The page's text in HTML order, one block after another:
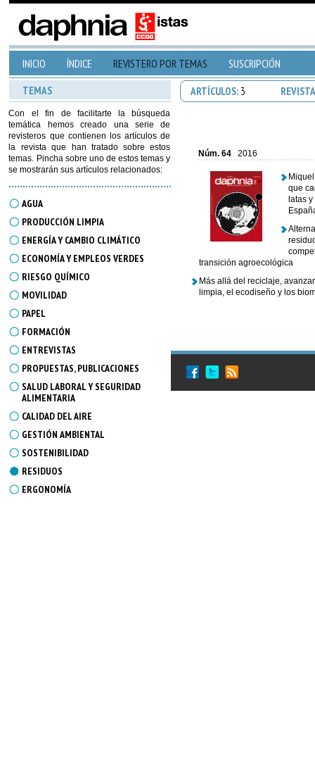
INICIO ÍNDICE REVISTERO POR TEMAS SUSCRIPCIÓN
TEMAS
Con el fin de facilitarte la búsqueda
temática hemos creado una serie de
revisteros que contienen los artículos de
la revista que han tratado sobre estos
temas. Pincha sobre uno de estos temas y
se mostrarán sus artículos relacionados:
AGUA
PRODUCCIÓN LIMPIA
ENERGÍA Y CAMBIO CLIMÁTICO
ECONOMÍA Y EMPLEOS VERDES
RIESGO QUÍMICO
MOVILIDAD
PAPEL
FORMACIÓN
ENTREVISTAS
PROPUESTAS, PUBLICACIONES
SALUD LABORAL Y SEGURIDAD
ALIMENTARIA
CALIDAD DEL AIRE
GESTIÓN AMBIENTAL
SOSTENIBILIDAD
RESIDUOS
ERGONOMÍA
ARTÍCULOS: 3
Núm. 64 2016
que
latas
transición agroecológica
Más allá del reciclaje,
limpia, el ecodiseño y los